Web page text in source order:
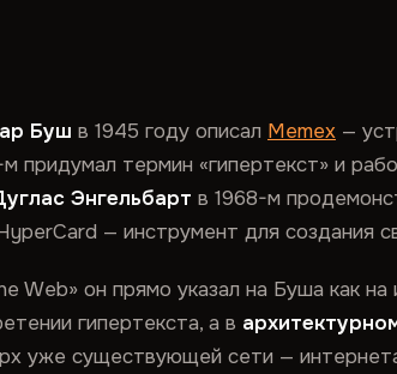
Буш в 1945 году описал Memex —
придумал термин «гипертекст» и
Энгельбарт в 1968-м
— инструмент для создания
он прямо указал на Буша как на
гипертекста, а в
уже существующей сети —